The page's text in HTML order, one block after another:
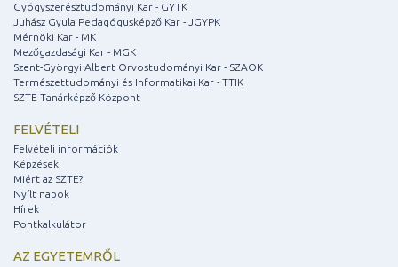
Gyógyszerésztudományi Kar - GYTK
Juhász Gyula Pedagógusképző Kar - JGYPK
Mérnöki Kar - MK
Mezőgazdasági Kar - MGK
Szent-Györgyi Albert Orvostudományi Kar - SZAOK
Természettudományi és Informatikai Kar - TTIK
SZTE Tanárképző Központ
FELVÉTELI
Felvételi információk
Képzések
Miért az SZTE?
Nyílt napok
Hírek
Pontkalkulátor
AZ EGYETEMRŐL